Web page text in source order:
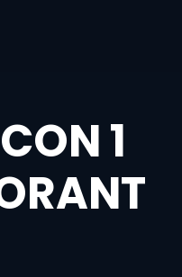
1